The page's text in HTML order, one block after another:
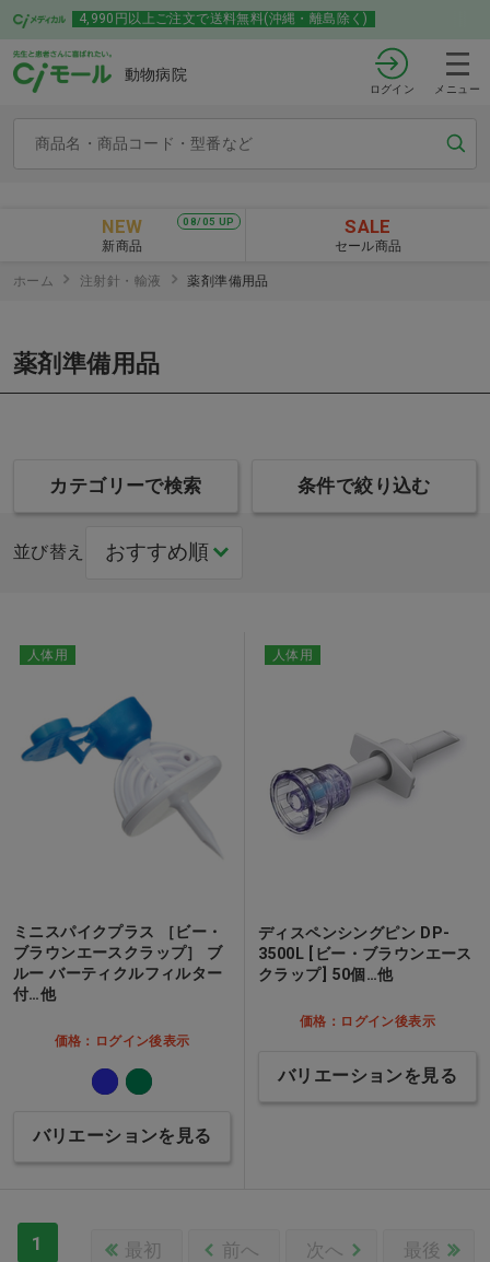
4,990円以上ご注文で送料無料(沖縄・離島除く)
動物病院
ログイン メニュー
08/05 UP
NEW
新商品
SALE
セール商品
ホーム 注射針・輸液 薬剤準備用品
薬剤準備用品
カテゴリーで検索 条件で絞り込む
並び替え
人体用
ミニスパイクプラス ［ビー・
ブラウンエースクラップ］ ブ
ルー バーティクルフィルター
付…他
価格：ログイン後表示
バリエーションを見る
人体用
ディスペンシングピン DP-
3500L [ビー・ブラウンエース
クラップ] 50個…他
価格：ログイン後表示
バリエーションを見る
1 最初 前へ 次へ 最後